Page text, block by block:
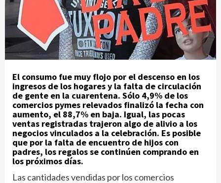
El consumo fue muy flojo por el descenso en los
ingresos de los hogares y la falta de circulación
de gente en la cuarentena. Sólo 4,9% de los
comercios pymes relevados finalizó la fecha con
aumento, el 88,7% en baja. Igual, las pocas
ventas registradas trajeron algo de alivio a los
negocios vinculados a la celebración. Es posible
que por la falta de encuentro de hijos con
padres, los regalos se continúen comprando en
los próximos días.
Las cantidades vendidas por los comercios